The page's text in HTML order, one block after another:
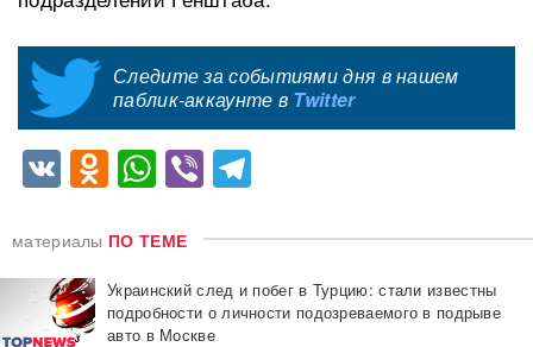
Следите за событиями дня в нашем
паблик-аккаунте в Twitter
VKOdnoklassniki
WhatsApp
Viber
материалы ПО ТЕМЕ
Украинский след и побег в Турцию: стали известны
подробности о личности подозреваемого в подрыве
авто в Москве